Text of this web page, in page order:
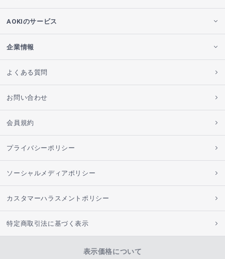
AOKIのサービス
企業情報
よくある質問
お問い合わせ
会員規約
プライバシーポリシー
ソーシャルメディアポリシー
カスタマーハラスメントポリシー
特定商取引法に基づく表示
表示価格について